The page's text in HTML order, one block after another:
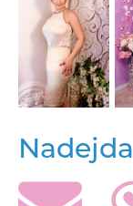
Nadejda